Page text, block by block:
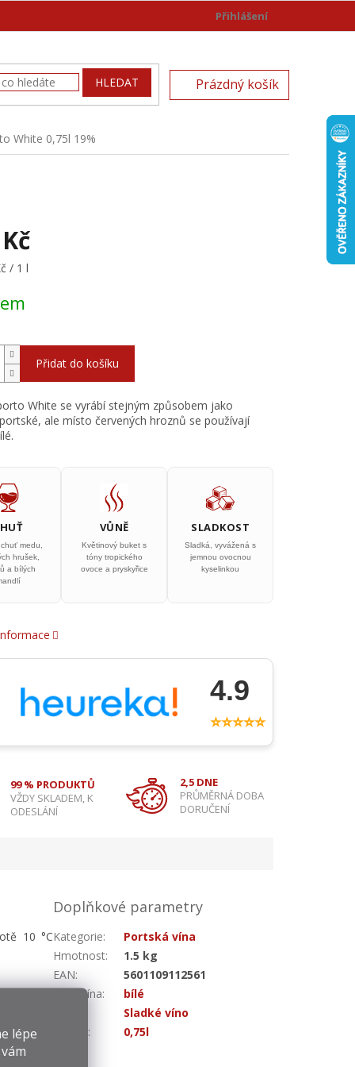
lépe
Přihlášení
HLEDAT
NÁKUPNÍ
KOŠÍK
Prázdný košík
White 0,75l 19%
/ 1 l
Přidat do košíku
White se vyrábí stejným způsobem jako
ale místo červených hroznů se používají
medu,
hrušek,
a bílých
VŮNĚ
Květinový buket s
tóny tropického
ovoce a pryskyřice
SLADKOST
Sladká, vyvážená s
jemnou ovocnou
kyselinkou
4.9
⭐⭐⭐⭐⭐
99 % PRODUKTŮ
VŽDY SKLADEM, K
ODESLÁNÍ
2,5 DNE
PRŮMĚRNÁ DOBA
DORUČENÍ
10 °C
Doplňkové parametry
Kategorie:
Portská vína
Hmotnost:
1.5 kg
EAN:
5601109112561
Druh vína:
bílé
Sladké víno
: 0,75l